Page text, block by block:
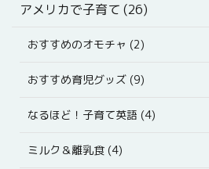
アメリカで子育て (26)
おすすめのオモチャ (2)
おすすめ育児グッズ (9)
なるほど！子育て英語 (4)
ミルク＆離乳食 (4)